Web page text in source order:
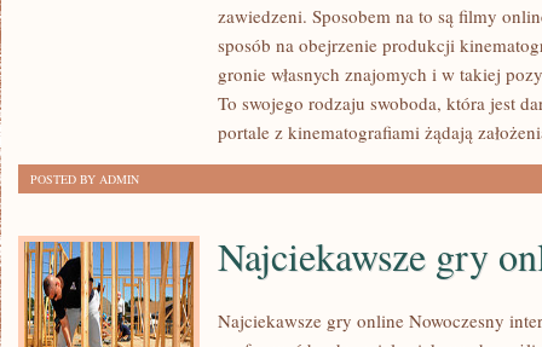
SWOBODNY
CZAS
TAKI
SPOSÓB,
JAKI
MU
ROZKOSZ
zawiedzeni. Sposobem na to są filmy
sposób na obejrzenie produkcji
gronie własnych znajomych i w takiej
To swojego rodzaju swoboda, która jest
portale z kinematografiami żądają
POSTED BY ADMIN
Najciekawsze gry
Najciekawsze gry online Nowoczesny